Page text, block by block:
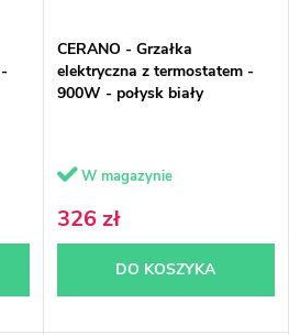
CERANO - Grzałka
elektryczna z termostatem -
900W - połysk biały
W magazynie
326 zł
DO KOSZYKA